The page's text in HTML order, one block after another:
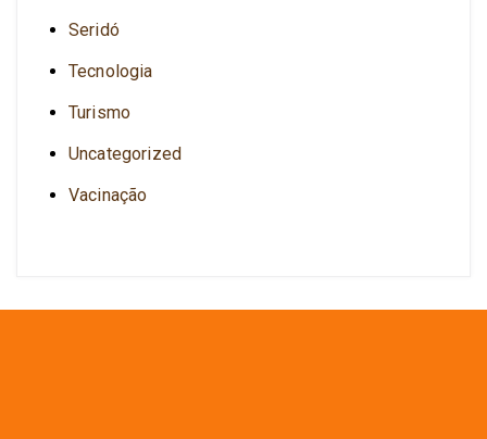
Seridó
Tecnologia
Turismo
Uncategorized
Vacinação